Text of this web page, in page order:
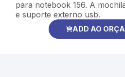
para notebook 156. A
e suporte externo usb.
ADD AO